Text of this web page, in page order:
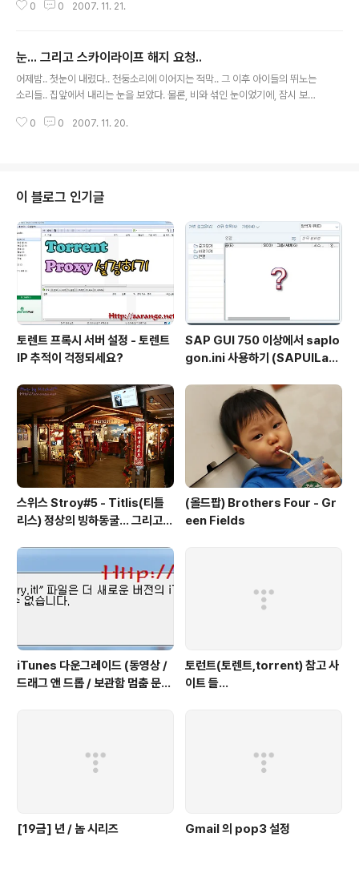
이 교통사고를 당해서 식물인간이 된거야... 그래서 거기에
가지고 어떡하냐고 했다는 웃지도 못하고 울지도 못할 사
연.... 3. 난 여친이랑 김밥천국가서 당당하게 유두초밥달라
고 했다 ㅡ.ㅡ;; 5. 옆방에서 급하게 아들아들~~ 하시던 우
명-박정훈) 6. 치킨집이죠... 치킨이름이....그거 머지 생각
0 0 2007. 11. 21.
눈... 그리고 스카이라이프 해지 요청..
어제밤.. 첫눈이 내렸다.. 천둥소리에 이어지는 적막.. 그 이후 아이들의 뛰노는
소리들.. 집앞에서 내리는 눈을 보았다. 물론, 비와 섞인 눈이었기에, 잠시 보고
눈 조금 오셨다고 방송 수신 불가의 블루스크린을 띄워주신다..^^ 면목동 살 때
가 와도 티비가 안나오고, 눈 조금 내리면 티비가 안나오고.. 돈은 비싼데 볼 채
널은 없고.. 안되겠다 싶어 해지 신청을 했더니.. 수신장비 구매대금,..
0 0 2007. 11. 20.
이 블로그 인기글
토렌트 프록시 서버 설정 - 토렌트
IP 추적이 걱정되세요?
SAP GUI 750 이상에서 saplo
gon.ini 사용하기 (SAPUILan
스위스 Stroy#5 - Titlis(티틀
리스) 정상의 빙하동굴... 그리고
(올드팝) Brothers Four - Gr
een Fields
iTunes 다운그레이드 (동영상 /
드래그 앤 드롭 / 보관함 멈춤 문제
토런트(토렌트,torrent) 참고 사
이트 들...
[19금] 년 / 놈 시리즈 Gmail 의 pop3 설정